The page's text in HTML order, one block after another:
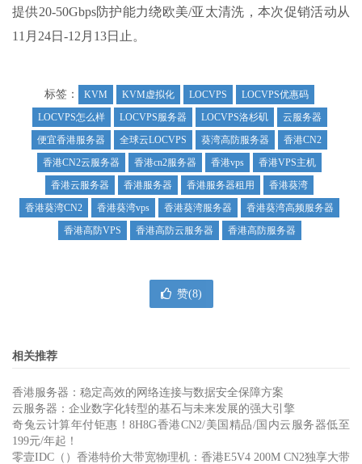
提供20-50Gbps防护能力绕欧美/亚太清洗，本次促销活动从
11月24日-12月13日止。
标签： KVM KVM虚拟化 LOCVPS
LOCVPS优惠码
LOCVPS怎么样
LOCVPS服务器 LOCVPS洛杉矶
云服务器
便宜香港服务器
全球云LOCVPS 葵湾高防服务器
香港CN2
香港CN2云服务器
香港cn2服务器 香港vps
香港VPS主机
香港云服务器
香港服务器 香港服务器租用
香港葵湾
香港葵湾CN2
香港葵湾vps 香港葵湾服务器
香港葵湾高频服务器
香港高防VPS
香港高防云服务器 香港高防服务器
赞(8)
相关推荐
香港服务器：稳定高效的网络连接与数据安全保障方案
云服务器：企业数字化转型的基石与未来发展的强大引擎
奇兔云计算年付钜惠！8H8G香港CN2/美国精品/国内云服务器低至
199元/年起！
零壹IDC（）香港特价大带宽物理机：香港E5V4 200M CN2独享大带